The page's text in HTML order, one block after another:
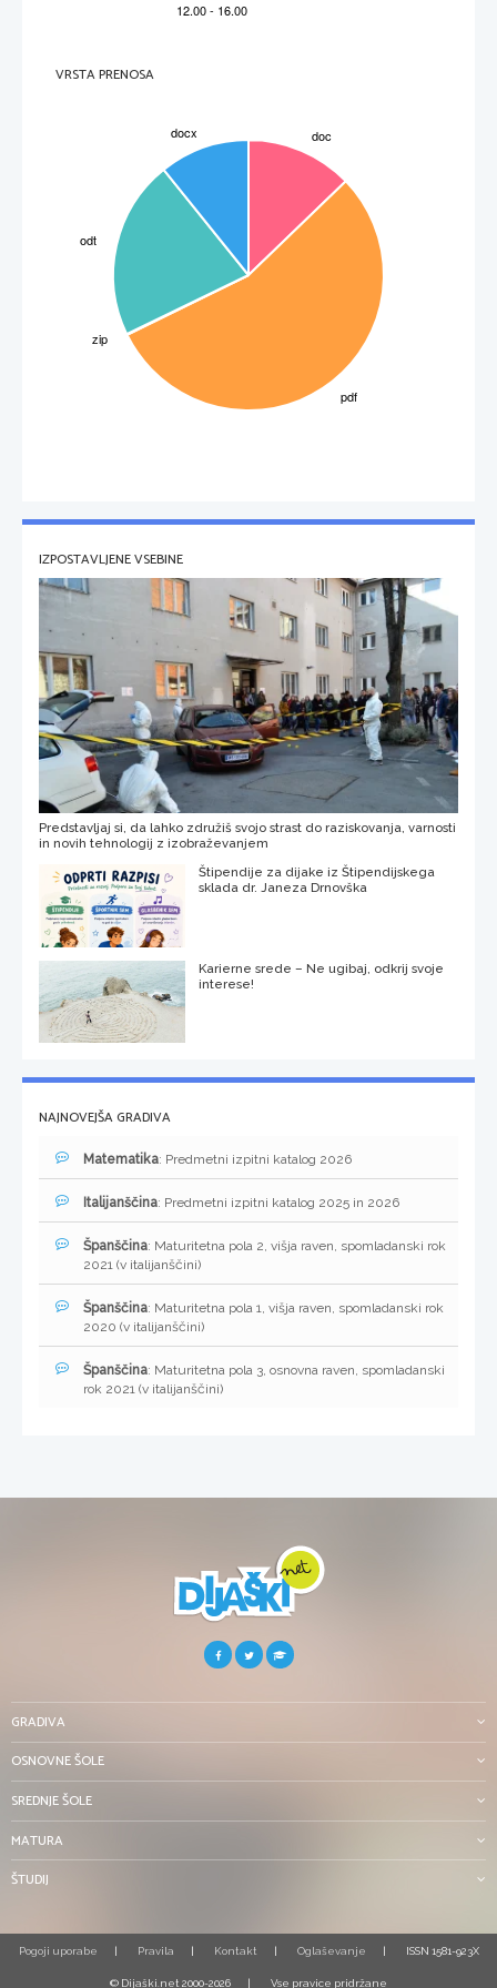
Noge so srednje visoke, bele barve z rahlimi rdečimi nadihi med prsti in pri petelinu roza pikami ob
VRSTA PRENOSA
IZPOSTAVLJENE VSEBINE
Predstavljaj si, da lahko združiš svojo strast do raziskovanja, varnosti
in novih tehnologij z izobraževanjem
Štipendije za dijake iz Štipendijskega
sklada dr. Janeza Drnovška
Karierne srede – Ne ugibaj, odkrij svoje
interese!
NAJNOVEJŠA GRADIVA
Matematika: Predmetni izpitni katalog 2026
Italijanščina: Predmetni izpitni katalog 2025 in 2026
Španščina: Maturitetna pola 2, višja raven, spomladanski rok
2021 (v italijanščini)
Španščina: Maturitetna pola 1, višja raven, spomladanski rok
2020 (v italijanščini)
Španščina: Maturitetna pola 3, osnovna raven, spomladanski
rok 2021 (v italijanščini)
GRADIVA
OSNOVNE ŠOLE
SREDNJE ŠOLE
MATURA
ŠTUDIJ
Pogoji uporabe Pravila Kontakt Oglaševanje ISSN 1581-923X
© Dijaški.net 2000-2026 Vse pravice pridržane